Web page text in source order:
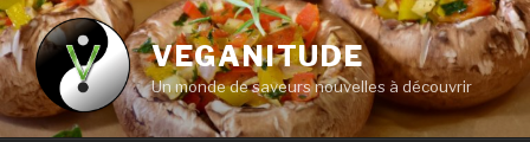
Aller
au
contenu
principal
VEGANITUDE
Un monde de saveurs nouvelles à découvrir